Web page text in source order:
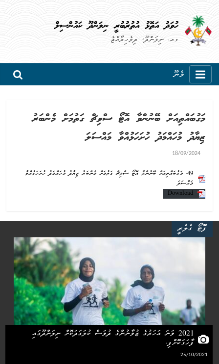
ހުވަދު އަތޮޅު އުތުރުބުރީ ނިލަންދޫ ކައުންސިލް
ގއ. ނިލަންދޫ، ދިވެހިރާއްޖެ
މެނޫ
މަގުބައްތިއަށް ބޭނުންވާ އޮޓޯ ސްވިޗް ގަތުމަށް މެންބަރު
ޒިޔާދު މުހައްމަދު ހުށަހަޅުއްވާ މައްސަލަ
18/09/2024
49. މަގުބައްތިއަށް ބޭނުންވާ އޮޓޯ ސްވިޗް ގަތުމަށް މެންބަރު ޒިޔާދު މުހައްމަދު ހުށަހަޅުއްވާ
މައްސަލަ
Download
ފޮޓޯ ގެލެރީ
2021 ވަނަ އަހަރުގެ ޒުވާނުންގެ ދުވަސް ކުލަގަދަކޮށް ނިލަންދޫގައި
ފާހަގަކޮށްފި.
25/10/2021